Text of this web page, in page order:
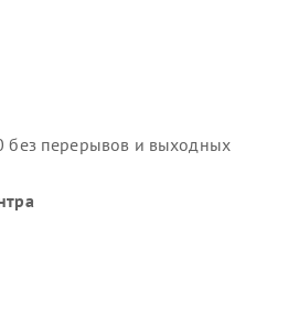
перерывов и выходных